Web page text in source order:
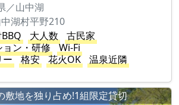
／山中湖
湖村平野210
大人数
古民家
ン・研修
Wi-Fi
ー
格安 花火OK
温泉近隣
敷地を独り占め!1組限定貸切